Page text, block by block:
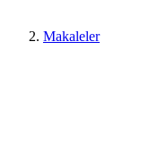
Makaleler